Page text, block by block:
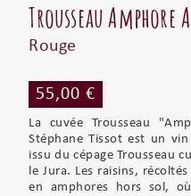
Trousseau Amphore
Rouge
55,00 €
La cuvée Trousseau
Stéphane Tissot est un
issu du cépage Trousseau
le Jura. Les raisins,
en amphores hors sol,